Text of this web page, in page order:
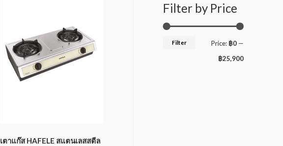
เตาแก๊ส HAFELE สแตนเลสสตีล
Filter by Price
Filter Price: ฿0 —
฿25,900